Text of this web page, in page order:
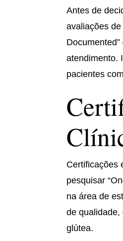
Antes de
avaliações
atendimento.
pacientes
Certificações
pesquisar
na área de
de
glútea.